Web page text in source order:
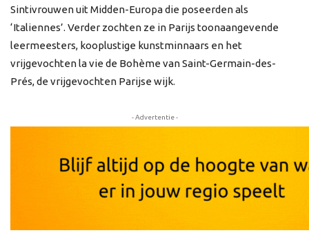
Sintivrouwen uit Midden-Europa die poseerden als
‘Italiennes’. Verder zochten ze in Parijs toonaangevende
leermeesters, kooplustige kunstminnaars en het
vrijgevochten la vie de Bohème van Saint-Germain-des-
Prés, de vrijgevochten Parijse wijk.
- Advertentie -